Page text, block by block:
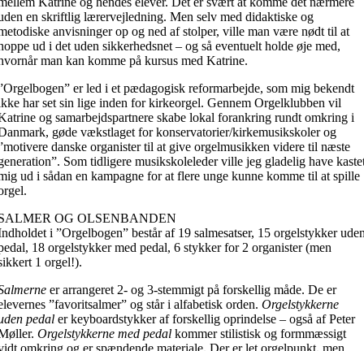
en skriftlig lærervejledning. Men selv med didaktiske og
anvisninger op og ned af stolper, ville man være nødt til at
ud i det uden sikkerhedsnet – og så eventuelt holde øje med,
man kan komme på kursus med Katrine.
er led i et pædagogisk reformarbejde, som mig bekendt
har set sin lige inden for kirkeorgel. Gennem Orgelklubben vil
og samarbejdspartnere skabe lokal forankring rundt omkring i
gøde vækstlaget for konservatorier/kirkemusikskoler og
danske organister til at give orgelmusikken videre til næste
Som tidligere musikskoleleder ville jeg gladelig have
ud i sådan en kampagne for at flere unge kunne komme til at spille
OG OLSENBANDEN
i ”Orgelbogen” består af 19 salmesatser, 15 orgelstykker
18 orgelstykker med pedal, 6 stykker for 2 organister (men
1 orgel!).
er arrangeret 2- og 3-stemmigt på forskellig måde. De er
”favoritsalmer” og står i alfabetisk orden.Orgelstykkerne
pedal er keyboardstykker af forskellig oprindelse – også af Peter
Orgelstykkerne med pedalkommer stilistisk og formmæssigt
omkring og er spændende materiale. Der er let orgelpunkt, men